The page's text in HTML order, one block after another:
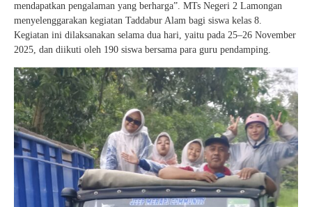
mendapatkan pengalaman yang berharga”. MTs Negeri 2 Lamongan
menyelenggarakan kegiatan Taddabur Alam bagi siswa kelas 8.
Kegiatan ini dilaksanakan selama dua hari, yaitu pada 25–26 November
2025, dan diikuti oleh 190 siswa bersama para guru pendamping.